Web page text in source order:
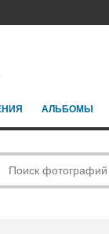
АЛЬБОМЫ